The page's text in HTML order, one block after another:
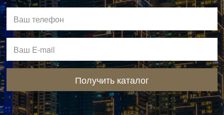
Получить каталог